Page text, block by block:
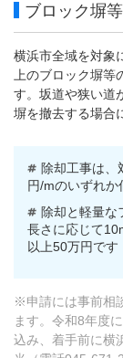
ブロック塀
横浜市全域を対象
上のブロック塀
す。坂道や狭い道
塀を撤去する場合
除却工事は
円/mのいずれか
除却と軽量な
長さに応じて
以上50万円です
※申請には事前相
ます。令和8年度
込み、着手前に横